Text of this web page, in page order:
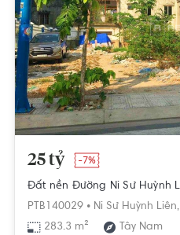
25 tỷ -7%
PTB140029 • Ni Sư Huỳnh Liên,
283.3 m²
Tây Nam